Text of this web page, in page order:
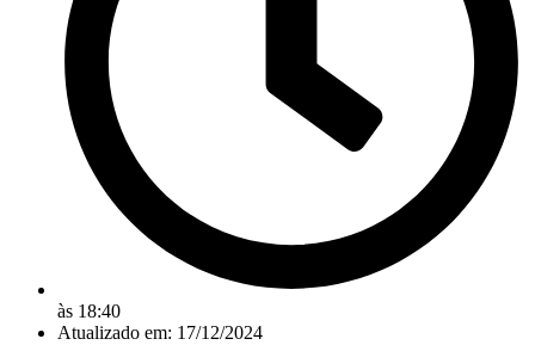
às 18:40
Atualizado em: 17/12/2024